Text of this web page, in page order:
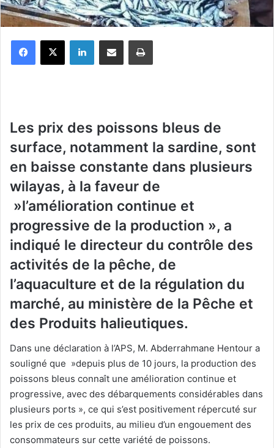
Les prix des poissons bleus de
surface, notamment la sardine, sont
en baisse constante dans plusieurs
wilayas, à la faveur de
»l’amélioration continue et
progressive de la production », a
indiqué le directeur du contrôle des
activités de la pêche, de
l’aquaculture et de la régulation du
marché, au ministère de la Pêche et
des Produits halieutiques.
Dans une déclaration à l’APS, M. Abderrahmane Hentour a
souligné que »depuis plus de 10 jours, la production des
poissons bleus connaît une amélioration continue et
progressive, avec des débarquements considérables dans
plusieurs ports », ce qui s’est positivement répercuté sur
les prix de ces produits, au milieu d’un engouement des
consommateurs sur cette variété de poissons.